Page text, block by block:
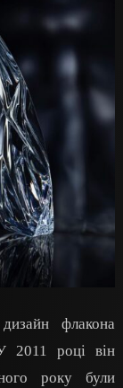
флакона
2011 році він
року були